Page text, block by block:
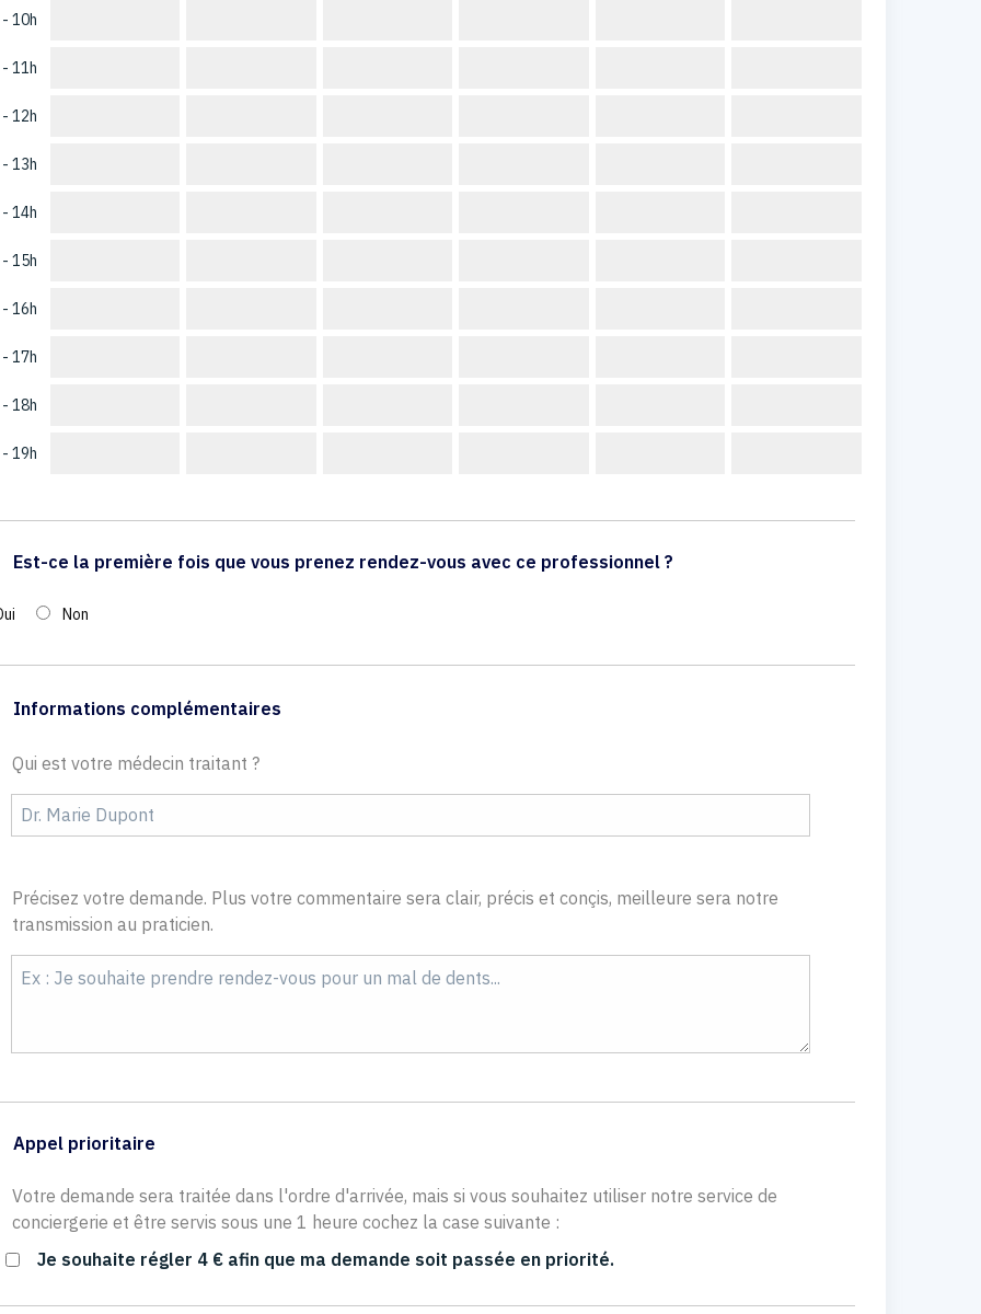
10h
11h
12h
13h
14h
15h
16h
17h
18h
19h
Est-ce la première fois que vous prenez rendez-vous avec ce professionnel ?
Non
Informations complémentaires
Qui est votre médecin traitant ?
Précisez votre demande. Plus votre commentaire sera clair, précis et conçis, meilleure sera notre
transmission au praticien.
Appel prioritaire
Votre demande sera traitée dans l'ordre d'arrivée, mais si vous souhaitez utiliser notre service de
conciergerie et être servis sous une 1 heure cochez la case suivante :
Je souhaite régler 4 € afin que ma demande soit passée en priorité.